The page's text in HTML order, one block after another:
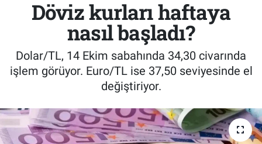
Döviz kurları haftaya
nasıl başladı?
Dolar/TL, 14 Ekim sabahında 34,30 civarında
işlem görüyor. Euro/TL ise 37,50 seviyesinde el
değiştiriyor.